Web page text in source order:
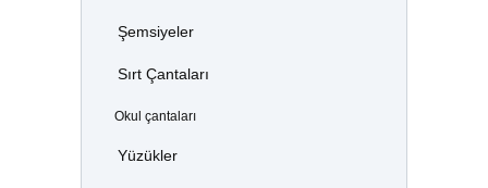
Şemsiyeler
Sırt Çantaları
Okul çantaları
Yüzükler